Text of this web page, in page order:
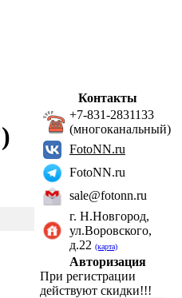
Контакты
+7-831-2831133
(многоканальный)
FotoNN.ru
FotoNN.ru
sale@fotonn.ru
г. Н.Новгород,
ул.Воровского,
д.22 (карта)
Авторизация
При регистрации
действуют скидки!!!